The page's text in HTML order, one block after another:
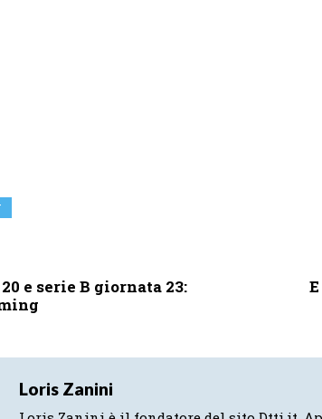
e serie B giornata 23:
Loris Zanini